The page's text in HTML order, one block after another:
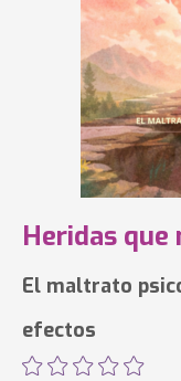
Heridas que
El maltrato
efectos